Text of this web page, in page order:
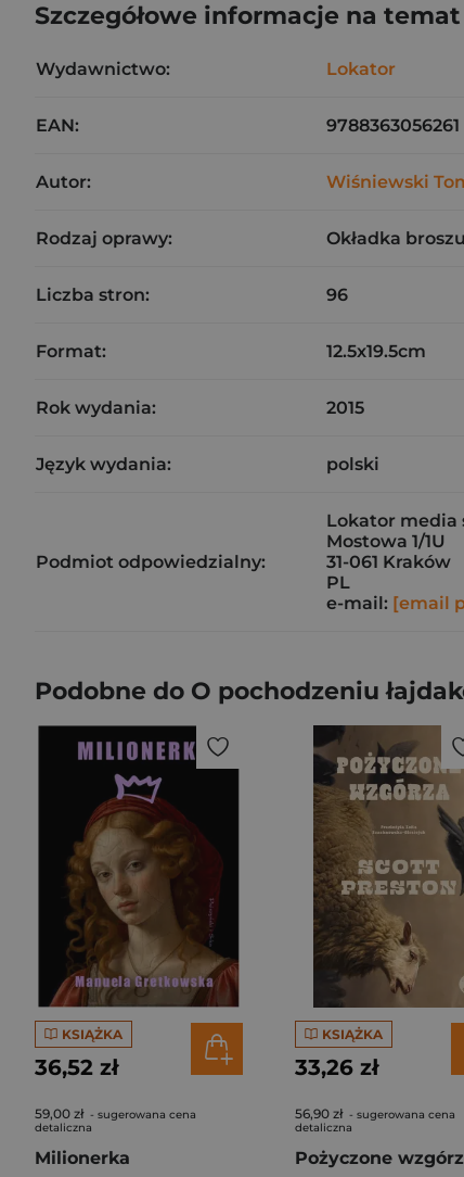
Szczegółowe informacje na
Wydawnictwo: Lokator
EAN: 9788363056261
Autor: Wiśniewski
Rodzaj oprawy: Okładka
Liczba stron: 96
Format: 12.5x19.5cm
Rok wydania: 2015
Język wydania: polski
Podmiot odpowiedzialny:
Lokator media
Mostowa 1/1U
31-061 Kraków
PL
e-mail: [email
Podobne do O pochodzeniu
KSIĄŻKA
36,52 zł
59,00 zł - sugerowana cena
detaliczna
Milionerka
KSIĄŻKA
33,26 zł
56,90 zł - sugerowana cena
detaliczna
Pożyczone